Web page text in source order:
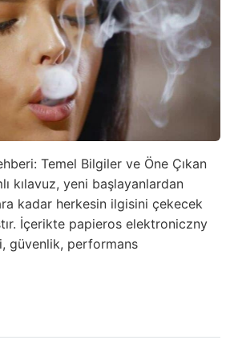
Temel Bilgiler ve Öne Çıkan
kılavuz, yeni başlayanlardan
kadar herkesin ilgisini çekecek
İçerikte papieros elektroniczny
güvenlik, performans